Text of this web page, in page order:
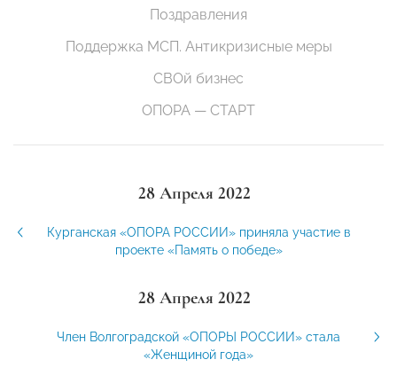
Поздравления
Поддержка МСП. Антикризисные меры
СВОй бизнес
ОПОРА — СТАРТ
28 Апреля 2022
Курганская «ОПОРА РОССИИ» приняла участие в
проекте «Память о победе»
28 Апреля 2022
Член Волгоградской «ОПОРЫ РОССИИ» стала
«Женщиной года»